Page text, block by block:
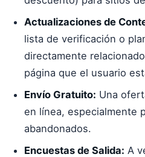
Actualizaciones de
lista de verificación o
directamente
página que el usuario
Envío Gratuito: Una
en línea, especialmente
abandonados.
Encuestas de Salida: A